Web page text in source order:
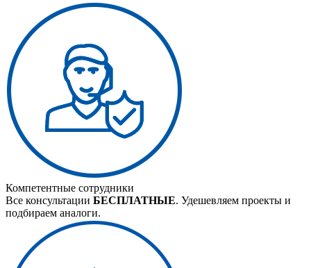
Компетентные сотрудники
Все консультации БЕСПЛАТНЫЕ. Удешевляем проекты и
подбираем аналоги.